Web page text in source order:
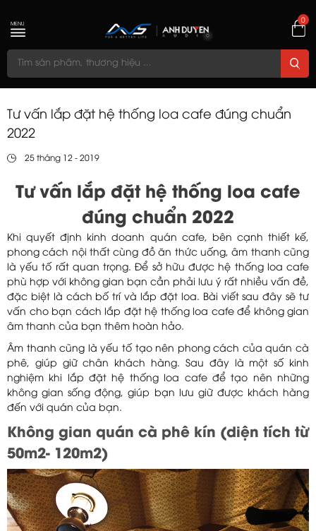
0
MENU
Tư vấn lắp đặt hệ thống loa cafe đúng chuẩn
2022
25 tháng 12 - 2019
Tư vấn lắp đặt hệ thống loa cafe
đúng chuẩn 2022
Khi quyết định kinh doanh quán cafe, bên cạnh thiết kế,
phong cách nội thất cùng đồ ăn thức uống, âm thanh cũng
là yếu tố rất quan trọng. Để sở hữu được hệ thống loa cafe
phù hợp với không gian bạn cần phải lưu ý rất nhiều vấn đề,
đặc biệt là cách bố trí và lắp đặt loa. Bài viết sau đây sẽ tư
vấn cho bạn cách lắp đặt hệ thống loa cafe để không gian
âm thanh của bạn thêm hoàn hảo.
Âm thanh cũng là yếu tố tạo nên phong cách của quán cà
phê, giúp giữ chân khách hàng. Sau đây là một số kinh
nghiệm khi lắp đặt hệ thống loa cafe để tạo nên những
không gian sống động, giúp bạn lưu giữ được khách hàng
đến với quán của bạn.
Không gian quán cà phê kín (diện tích từ
50m2- 120m2)